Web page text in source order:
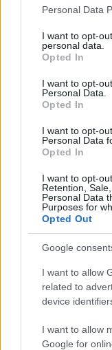
Please note that
not limited to your
grant or deny
use your data for
consent section.
Personal Data
I want to opt-
personal data.
Opted In
I want to opt-
Personal Data.
Opted In
I want to opt-
Personal Data
Opted In
I want to opt-
Retention,
Personal Data
Purposes for
Opted Out
Google
I want to allow
related to
device
I want to allow
Google for
#ΖΛΑΤΙΛΙΔΗΣ
#ΟΦΗ
#ΣΦΠ